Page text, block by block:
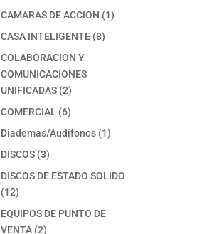
producto
CAMARAS DE ACCION 11
CASA INTELIGENTE 88
COLABORACION Y
COMUNICACIONES
UNIFICADAS 22
productos
COMERCIAL 66
productos
Diademas/Audífonos 11
DISCOS 33
productos
DISCOS DE ESTADO SOLIDO
1212
productos
EQUIPOS DE PUNTO DE
VENTA 22